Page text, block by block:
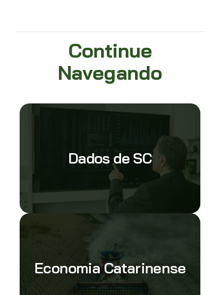
Continue
Navegando
Dados de SC
Economia Catarinense